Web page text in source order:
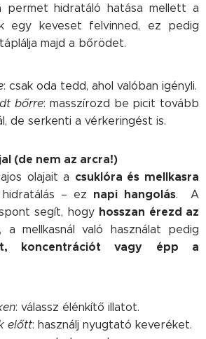
permet hidratáló hatása mellett a
egy keveset felvinned, ez pedig
majd a bőrödet.
: csak oda tedd, ahol valóban igényli.
bőrre: masszírozd be picit tovább
de serkenti a vérkeringést is.
jal (de nem az arcra!)
olajait a csuklóra és mellkasra
– ez napi hangolás. A
segít, hogy hosszan érezd az
a mellkasnál való használat pedig
koncentrációt vagy épp a
: válassz élénkítő illatot.
előtt: használj nyugtató keveréket.